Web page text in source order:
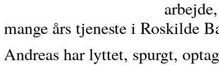
mange års tjeneste i Roskilde
Andreas har lyttet, spurgt,